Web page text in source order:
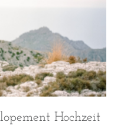
Hochzeit